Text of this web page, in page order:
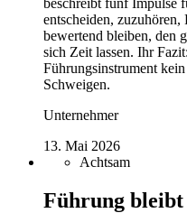
beschreibt fünf Impulse
entscheiden,
bewertend bleiben, den
sich Zeit lassen. Ihr
Führungsinstrument
Schweigen.
Unternehmer
13. Mai 2026
Achtsam
Führung